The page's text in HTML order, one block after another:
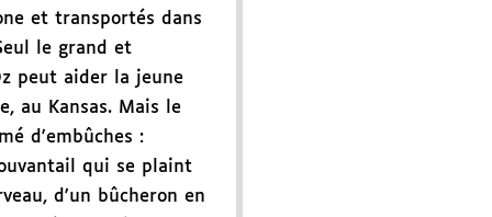
et transportés dans
le grand et
peut aider la jeune
au Kansas. Mais le
d'embûches :
qui se plaint
d'un bûcheron en